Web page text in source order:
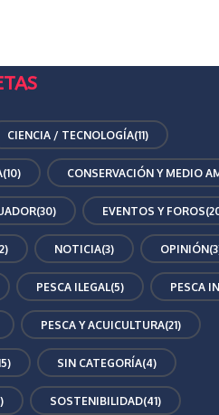
CIENCIA / TECNOLOGÍA(11)
(10) CONSERVACIÓN Y MEDIO
(30) EVENTOS Y FOROS
NOTICIA(3) OPINIÓN
PESCA ILEGAL(5) PESCA
PESCA Y ACUICULTURA(21)
SIN CATEGORÍA(4)
SOSTENIBILIDAD(41)